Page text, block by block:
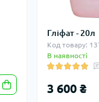
Гліфат - 20л
Код товару:
В наявності
3 600 ₴